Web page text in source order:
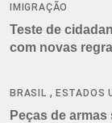
IMIGRAÇÃO
Teste de
com novas
BRASIL , ESTADOS
Peças de